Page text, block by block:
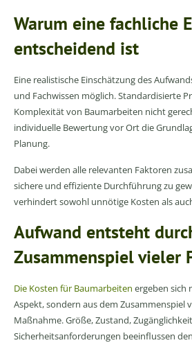
Warum eine fachliche
entscheidend ist
Eine realistische Einschätzung des
und Fachwissen möglich. Standardisierte
Komplexität von Baumarbeiten nicht
individuelle Bewertung vor Ort die
Planung.
Dabei werden alle relevanten Faktoren
sichere und effiziente Durchführung zu
verhindert sowohl unnötige Kosten als
Aufwand entsteht
Zusammenspiel vieler
Die Kosten für Baumarbeiten ergeben sich
Aspekt, sondern aus dem Zusammenspiel
Maßnahme. Größe, Zustand,
Sicherheitsanforderungen beeinflussen